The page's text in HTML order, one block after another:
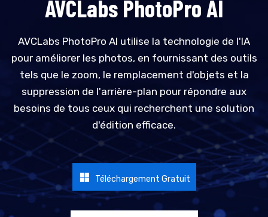
AVCLabs PhotoPro AI
AVCLabs PhotoPro AI utilise la technologie de l'IA
pour améliorer les photos, en fournissant des outils
tels que le zoom, le remplacement d'objets et la
suppression de l'arrière-plan pour répondre aux
besoins de tous ceux qui recherchent une solution
d'édition efficace.
Téléchargement Gratuit